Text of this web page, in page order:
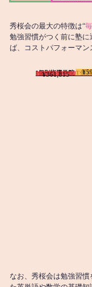
秀桜会の最大の特徴は“
勉強習慣がつく前に塾
ば、コストパフォーマン
I個別指導学院
¥361,815 T個
なお、秀桜会は勉強習